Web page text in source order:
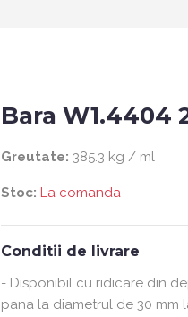
Bara W1.4404
Greutate: 385.3 kg / ml
Stoc: La comanda
Conditii de livrare
- Disponibil cu ridicare din
pana la diametrul de 30 mm